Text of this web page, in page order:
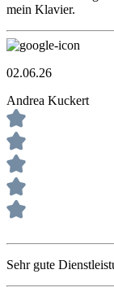
mein Klavier.
02.06.26
Andrea Kuckert
Sehr gute